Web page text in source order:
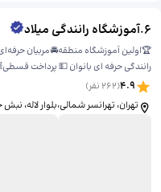
6
.آموزشگاه رانندگی میلاد
🏆اولین آموزشگاه منطقه🚘مربیان
رانندگی حرفه ای بانوان 💵 پرداخت قسطی💥 گواهینامه داران
4.9
(
262نفر)
تهران، تهرانسر شمالی،بلوار لاله، نبش